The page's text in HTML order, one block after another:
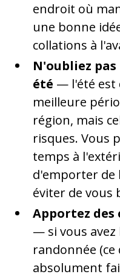
endroit où
une bonne
collations à
N'oubliez
été — l'été est
meilleure
région, mais
risques. Vous
temps à
d'emporter de
éviter de vous
Apportez des
— si vous
randonnée (ce
absolument